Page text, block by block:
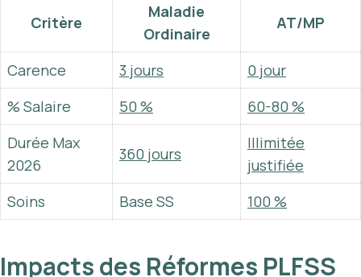
Critère
Maladie
Ordinaire
AT/MP
Carence 3 jours
0 jour
% Salaire
50 %
60-80 %
Durée Max
2026
360 jours
Illimitée
justifiée
Soins
Base SS 100 %
Impacts des Réformes PLFSS